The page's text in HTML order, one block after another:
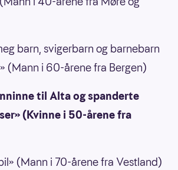
barn, svigerbarn og barnebarn
(Mann i 60-årene fra Bergen)
til Alta og spanderte
(Kvinne i 50-årene fra
(Mann i 70-årene fra Vestland)